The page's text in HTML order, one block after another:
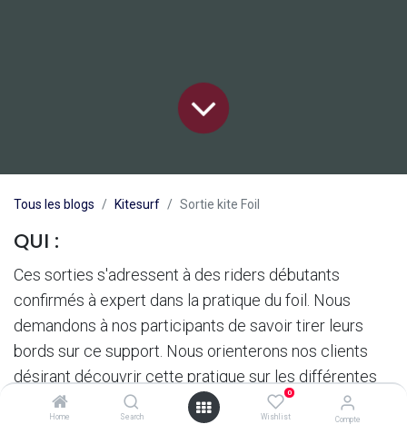
Home Search
0
Wishlist Compte
Tous les blogs Kitesurf Sortie kite Foil
QUI :
Ces sorties s'adressent à des riders débutants
confirmés à expert dans la pratique du foil. Nous
demandons à nos participants de savoir tirer leurs
bords sur ce support. Nous orienterons nos clients
désirant découvrir cette pratique sur les différentes
écoles de la région et notamment Marc BLANC de
l'école mistral kite passion expert incontesté dans le